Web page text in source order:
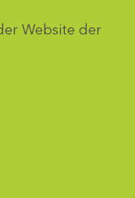
Website der
auswählen